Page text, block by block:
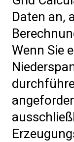
Daten an,
Wenn Sie